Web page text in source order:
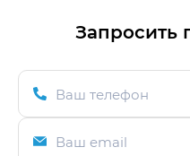
Запросить
Ваш телефон
Ваш email